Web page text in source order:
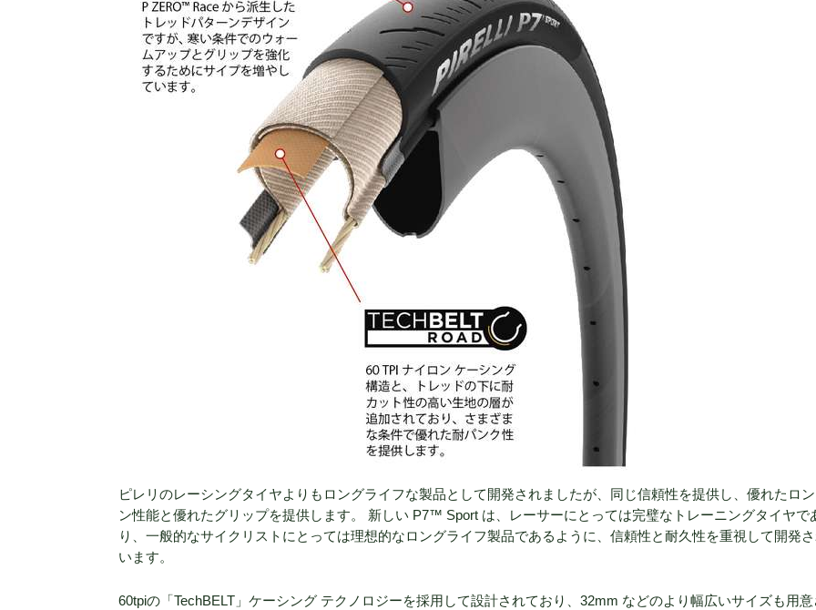
ピレリのレーシングタイヤよりもロングライフな製品として開発されましたが、同じ信頼性を提供し、優れたロ
ン性能と優れたグリップを提供します。 新しい P7™ Sport は、レーサーにとっては完璧なトレーニングタイヤで
り、一般的なサイクリストにとっては理想的なロングライフ製品であるように、信頼性と耐久性を重視して開発
います。
60tpiの「TechBELT」ケーシング テクノロジーを採用して設計されており、32mm などのより幅広いサイズも用